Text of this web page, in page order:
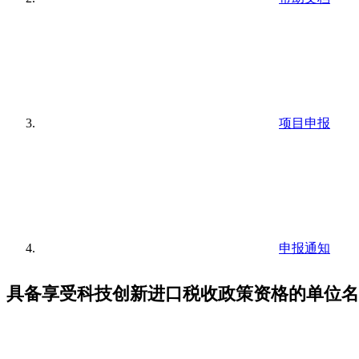
项目申报
申报通知
具备享受科技创新进口税收政策资格的单位